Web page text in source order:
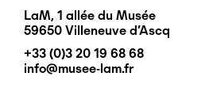
LaM, 1 allée du Musée
59650 Villeneuve d'Ascq
+33 (0)3 20 19 68 68
info@musee-lam.fr